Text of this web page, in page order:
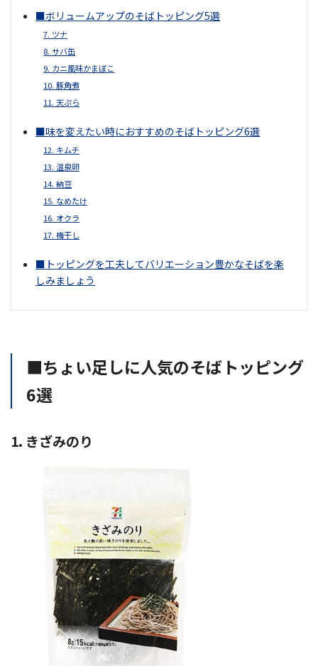
■ボリュームアップのそばトッピング5選
7. ツナ
8. サバ缶
9. カニ風味かまぼこ
10. 豚角煮
11. 天ぷら
■味を変えたい時におすすめのそばトッピング6選
12. キムチ
13. 温泉卵
14. 納豆
15. なめたけ
16. オクラ
17. 梅干し
■トッピングを工夫してバリエーション豊かなそばを楽
しみましょう
■ちょい足しに人気のそばトッピング
6選
1. きざみのり